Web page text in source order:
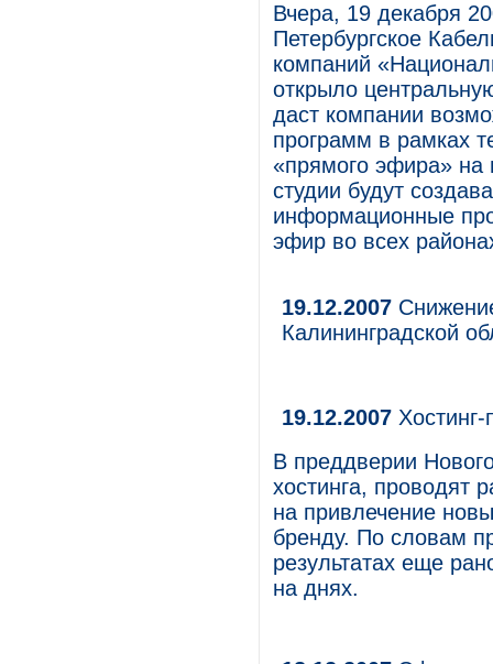
Вчера, 19 декабря
Петербургское
компаний
открыло
даст компании
программ в рамках
«прямого эфира» на
студии будут
информационные
эфир во всех
19.12.2007
Калининградской
19.12.2007
В преддверии
хостинга, проводят
на привлечение
бренду. По словам
результатах еще
на днях.